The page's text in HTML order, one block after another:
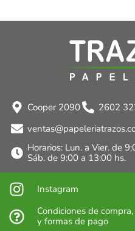
Cooper 2090 2602
Horarios: Lun. a Vier. de
Sáb. de 9:00 a 13:00 hs.
Instagram
Condiciones de
y formas de pago